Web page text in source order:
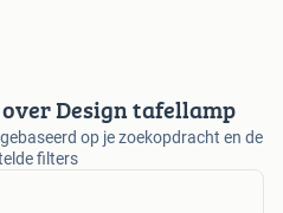
Design tafellamp
op je zoekopdracht en de
filters